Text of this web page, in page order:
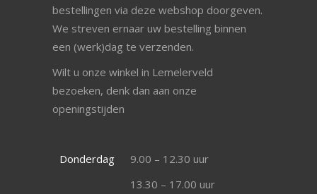
bestellingen via deze webshop doorgeven.
We streven ernaar uw bestelling binnen
een (werk)dag te verzenden.
Wilt u onze winkel in Lemelerveld
bezoeken, denk dan aan onze
openingstijden
Donderdag
9.00 – 12.30 uur
13.30 – 17.00 uur